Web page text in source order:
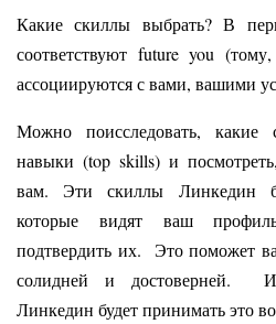
Какие скиллы выбрать? В
соответствуют future you
ассоциируются с вами, вашими
Можно поисследовать, какие
навыки (top skills) и
вам. Эти скиллы Линкедин
которые видят ваш
подтвердить их. Это поможет
солидней и достоверней.
Линкедин будет принимать это